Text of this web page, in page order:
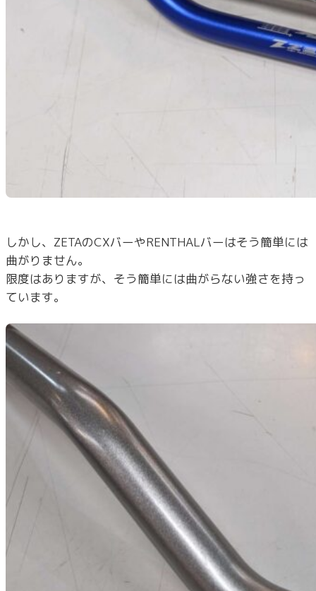
しかし、ZETAのCXバーやRENTHALバーはそう簡単には
曲がりません。
限度はありますが、そう簡単には曲がらない強さを持っ
ています。